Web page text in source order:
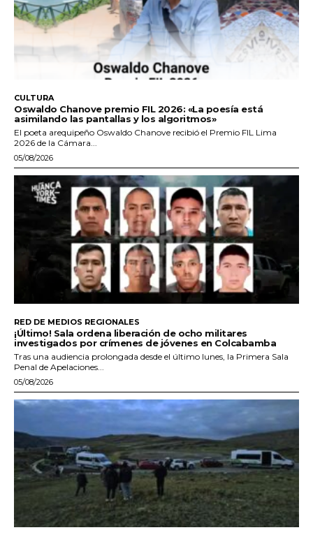
CULTURA
Oswaldo Chanove premio FIL 2026: «La poesía está
asimilando las pantallas y los algoritmos»
El poeta arequipeño Oswaldo Chanove recibió el Premio FIL Lima
2026 de la Cámara...
05/08/2026
RED DE MEDIOS REGIONALES
¡Último! Sala ordena liberación de ocho militares
investigados por crímenes de jóvenes en Colcabamba
Tras una audiencia prolongada desde el último lunes, la Primera Sala
Penal de Apelaciones...
05/08/2026